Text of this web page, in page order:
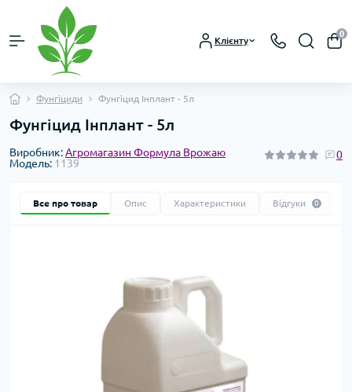
Клієнту
0
Фунгіциди Фунгіцид Інплант - 5л
Фунгіцид Інплант - 5л
Виробник:Агромагазин Формула Врожаю
Модель: 1139
0
Все про товар Опис Характеристики Відгуки 0